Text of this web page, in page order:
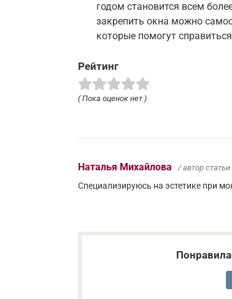
годом становится всем
закрепить окна можно
которые помогут
Рейтинг
( Пока оценок нет )
Наталья Михайлова / автор статьи
Специализируюсь на эстетике при